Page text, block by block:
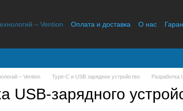
– Vention Оплата и доставка О нас
– Vention Type-C и USB зарядное устройство Разработка
USB-зарядного